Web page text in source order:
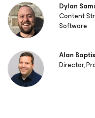
Dylan
Content
Software
Alan
Director,